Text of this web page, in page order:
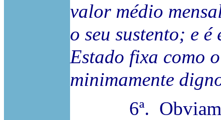
valor médio
o seu sustento; e
Estado fixa como
minimamente
6ª.